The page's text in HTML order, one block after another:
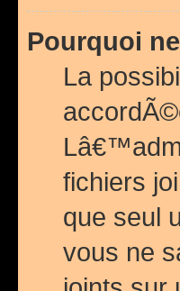
Pourquoi
La
fichiers
que seul
vous ne